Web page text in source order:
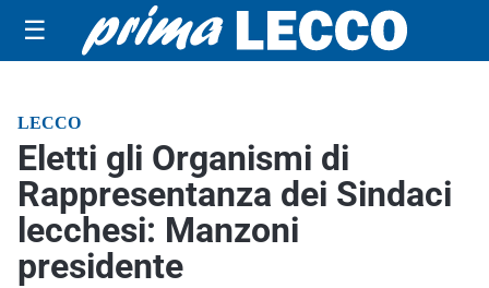
☰
LECCO
Eletti gli Organismi di
Rappresentanza dei Sindaci
lecchesi: Manzoni
presidente